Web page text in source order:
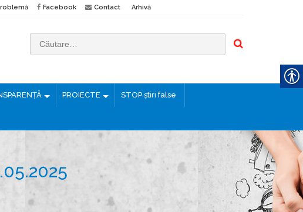
Facebook Contact Arhivă
PROIECTE STOP știri false